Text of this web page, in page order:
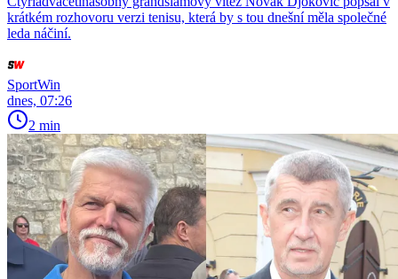
krátkém rozhovoru verzi tenisu, která by s tou dnešní měla společné
leda náčiní.
SportWin
dnes, 07:26
2 min